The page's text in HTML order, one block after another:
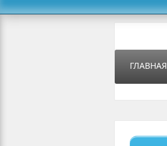
ГЛАВНАЯ